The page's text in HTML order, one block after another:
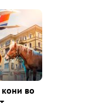
во